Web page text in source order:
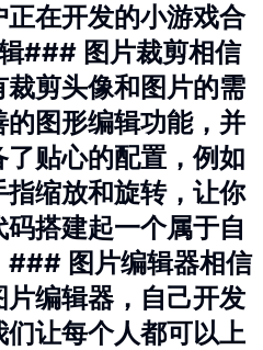
在开发的小游戏合
### 图片裁剪相信
剪头像和图片的需
图形编辑功能，并
贴心的配置，例如
缩放和旋转，让你
搭建起一个属于自
### 图片编辑器相信
编辑器，自己开发
让每个人都可以上